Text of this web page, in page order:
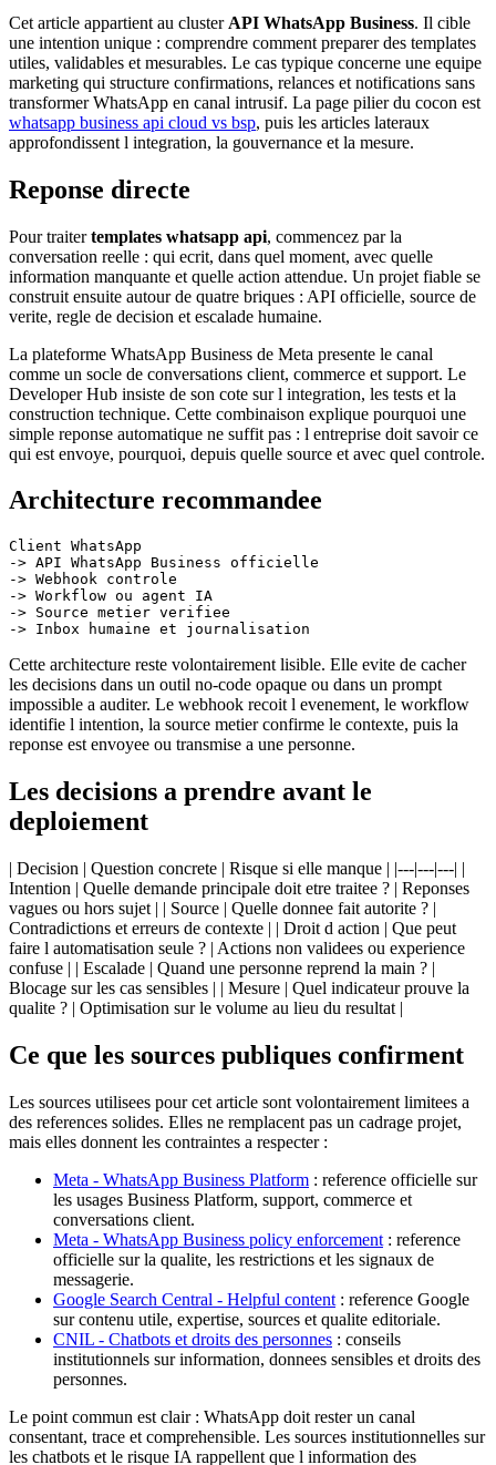
Cet article appartient au cluster API WhatsApp Business. Il cible
une intention unique : comprendre comment preparer des templates
utiles, validables et mesurables. Le cas typique concerne une equipe
marketing qui structure confirmations, relances et notifications sans
transformer WhatsApp en canal intrusif. La page pilier du cocon est
whatsapp business api cloud vs bsp, puis les articles lateraux
approfondissent l integration, la gouvernance et la mesure.
Reponse directe
Pour traitertemplates whatsapp api, commencez par la
conversation reelle : qui ecrit, dans quel moment, avec quelle
information manquante et quelle action attendue. Un projet fiable se
construit ensuite autour de quatre briques : API officielle, source de
verite, regle de decision et escalade humaine.
La plateforme WhatsApp Business de Meta presente le canal
comme un socle de conversations client, commerce et support. Le
Developer Hub insiste de son cote sur l integration, les tests et la
construction technique. Cette combinaison explique pourquoi une
simple reponse automatique ne suffit pas : l entreprise doit savoir ce
qui est envoye, pourquoi, depuis quelle source et avec quel controle.
Architecture recommandee
Client WhatsApp
-> API WhatsApp Business officielle
-> Webhook controle
-> Workflow ou agent IA
-> Source metier verifiee
Cette architecture reste volontairement lisible. Elle evite de cacher
les decisions dans un outil no-code opaque ou dans un prompt
impossible a auditer. Le webhook recoit l evenement, le workflow
identifie l intention, la source metier confirme le contexte, puis la
reponse est envoyee ou transmise a une personne.
Les decisions a prendre avant le
deploiement
| Decision | Question concrete | Risque si elle manque | |---|---|---| |
Intention | Quelle demande principale doit etre traitee ? | Reponses
vagues ou hors sujet | | Source | Quelle donnee fait autorite ? |
Contradictions et erreurs de contexte | | Droit d action | Que peut
faire l automatisation seule ? | Actions non validees ou experience
confuse | | Escalade | Quand une personne reprend la main ? |
Blocage sur les cas sensibles | | Mesure | Quel indicateur prouve la
qualite ? | Optimisation sur le volume au lieu du resultat |
Ce que les sources publiques confirment
Les sources utilisees pour cet article sont volontairement limitees a
des references solides. Elles ne remplacent pas un cadrage projet,
mais elles donnent les contraintes a respecter :
Meta - WhatsApp Business Platform : reference officielle sur
les usages Business Platform, support, commerce et
conversations client.
Meta - WhatsApp Business policy enforcement : reference
officielle sur la qualite, les restrictions et les signaux de
messagerie.
Google Search Central - Helpful content : reference Google
sur contenu utile, expertise, sources et qualite editoriale.
CNIL - Chatbots et droits des personnes : conseils
institutionnels sur information, donnees sensibles et droits des
personnes.
Le point commun est clair : WhatsApp doit rester un canal
consentant, trace et comprehensible. Les sources institutionnelles sur
les chatbots et le risque IA rappellent que l information des